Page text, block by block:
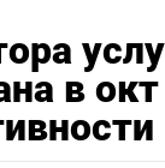
в